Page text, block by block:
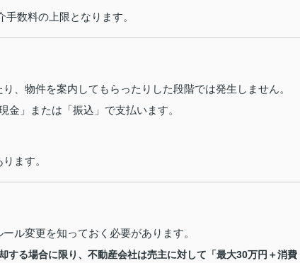
手数料の上限となります。
、物件を案内してもらったりした段階では発生しません。
」または「振込」で支払います。
ます。
ル変更を知っておく必要があります。
する場合に限り、不動産会社は売主に対して「最大30万円＋消費